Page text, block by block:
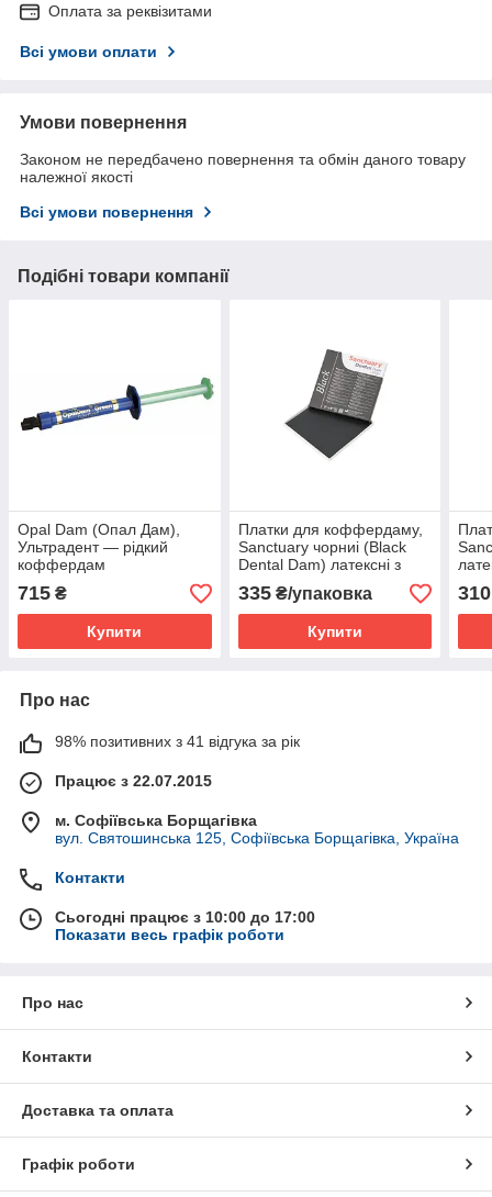
Оплата за реквізитами
Всі умови оплати
Умови повернення
Законом не передбачено повернення та обмін даного товару
належної якості
Всі умови повернення
Подібні товари компанії
Opal Dam (Опал Дам),
Ультрадент — рідкий
коффердам
715 ₴
Купити
Платки для коффердаму,
Sanctuary чорниі (Black
Dental Dam) латексні з
ароматом м'яти, (152мм х
152мм) 36шт
335₴/упаковка
Купити
310
Про нас
98% позитивних з 41 відгука за рік
Працює з 22.07.2015
м. Софіївська Борщагівка
вул. Святошинська 125, Софіївська Борщагівка, Україна
Контакти
Сьогодні працює з 10:00 до 17:00
Показати весь графік роботи
Про нас
Контакти
Доставка та оплата
Графік роботи